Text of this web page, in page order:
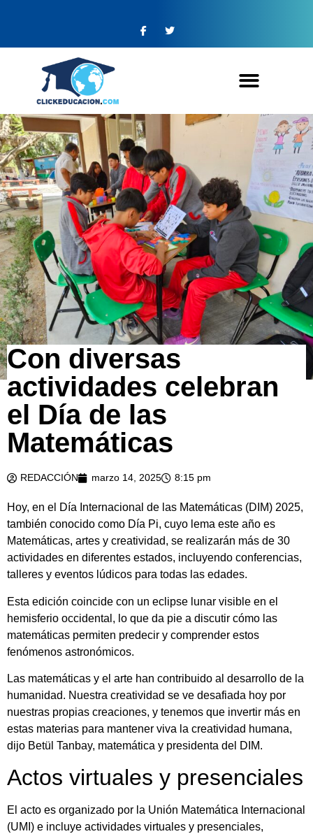
Con diversas
actividades celebran
el Día de las
Matemáticas
REDACCIÓN marzo 14, 2025 8:15 pm
Hoy, en el Día Internacional de las Matemáticas (DIM) 2025,
también conocido como Día Pi, cuyo lema este año es
Matemáticas, artes y creatividad, se realizarán más de 30
actividades en diferentes estados, incluyendo conferencias,
talleres y eventos lúdicos para todas las edades.
Esta edición coincide con un eclipse lunar visible en el
hemisferio occidental, lo que da pie a discutir cómo las
matemáticas permiten predecir y comprender estos
fenómenos astronómicos.
Las matemáticas y el arte han contribuido al desarrollo de la
humanidad. Nuestra creatividad se ve desafiada hoy por
nuestras propias creaciones, y tenemos que invertir más en
estas materias para mantener viva la creatividad humana,
dijo Betül Tanbay, matemática y presidenta del DIM.
Actos virtuales y presenciales
El acto es organizado por la Unión Matemática Internacional
(UMI) e incluye actividades virtuales y presenciales,